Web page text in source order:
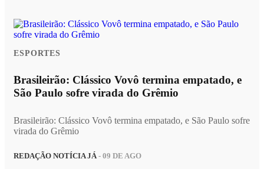
ESPORTES
Brasileirão: Clássico Vovô termina empatado, e
São Paulo sofre virada do Grêmio
Brasileirão: Clássico Vovô termina empatado, e São Paulo sofre
virada do Grêmio
REDAÇÃO NOTÍCIA JÁ- 09 DE AGO